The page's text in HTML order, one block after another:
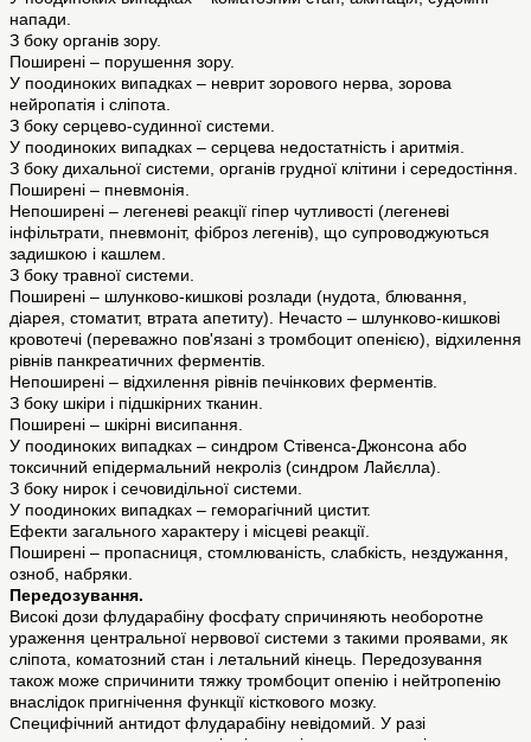
напади.
З боку органів зору.
Поширені – порушення зору.
У поодиноких випадках – неврит зорового нерва, зорова
нейропатія і сліпота.
З боку серцево-судинної системи.
У поодиноких випадках – серцева недостатність і аритмія.
З боку дихальної системи, органів грудної клітини і середостіння.
Поширені – пневмонія.
Непоширені – легеневі реакції гіпер чутливості (легеневі
інфільтрати, пневмоніт, фіброз легенів), що супроводжуються
задишкою і кашлем.
З боку травної системи.
Поширені – шлунково-кишкові розлади (нудота, блювання,
діарея, стоматит, втрата апетиту). Нечасто – шлунково-кишкові
кровотечі (переважно пов'язані з тромбоцит опенією), відхилення
рівнів панкреатичних ферментів.
Непоширені – відхилення рівнів печінкових ферментів.
З боку шкіри і підшкірних тканин.
Поширені – шкірні висипання.
У поодиноких випадках – синдром Стівенса-Джонсона або
токсичний епідермальний некроліз (синдром Лайєлла).
З боку нирок і сечовидільної системи.
У поодиноких випадках – геморагічний цистит.
Ефекти загального характеру і місцеві реакції.
Поширені – пропасниця, стомлюваність, слабкість, нездужання,
озноб, набряки.
Передозування.
Високі дози флударабіну фосфату спричиняють необоротне
ураження центральної нервової системи з такими проявами, як
сліпота, коматозний стан і летальний кінець. Передозування
також може спричинити тяжку тромбоцит опенію і нейтропенію
внаслідок пригнічення функції кісткового мозку.
Специфічний антидот флударабіну невідомий. У разі